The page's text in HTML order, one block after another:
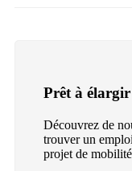
Prêt à élargir
Découvrez de
trouver un
projet de